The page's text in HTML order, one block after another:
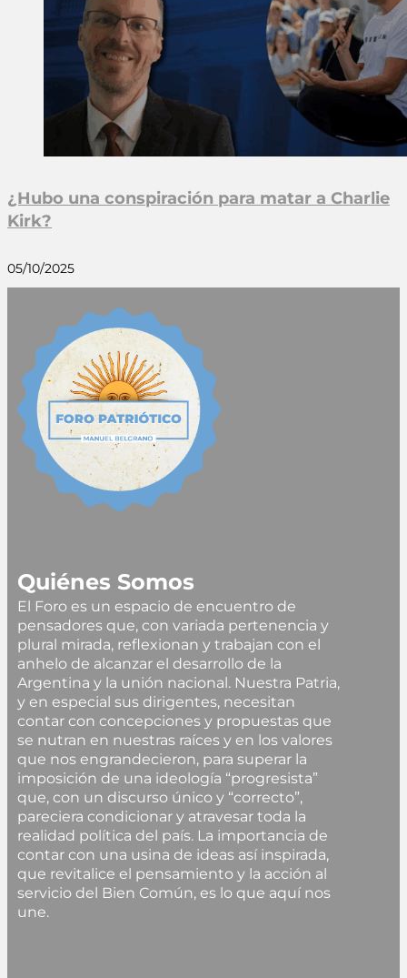
¿Hubo una conspiración para matar a Charlie
Kirk?
05/10/2025
Quiénes Somos
El Foro es un espacio de encuentro de
pensadores que, con variada pertenencia y
plural mirada, reflexionan y trabajan con el
anhelo de alcanzar el desarrollo de la
Argentina y la unión nacional. Nuestra Patria,
y en especial sus dirigentes, necesitan
contar con concepciones y propuestas que
se nutran en nuestras raíces y en los valores
que nos engrandecieron, para superar la
imposición de una ideología “progresista”
que, con un discurso único y “correcto”,
pareciera condicionar y atravesar toda la
realidad política del país. La importancia de
contar con una usina de ideas así inspirada,
que revitalice el pensamiento y la acción al
servicio del Bien Común, es lo que aquí nos
une.